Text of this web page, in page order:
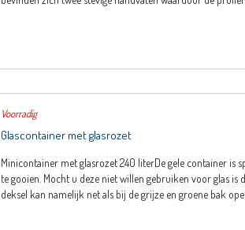
Voorradig
Glascontainer met glasrozet
Minicontainer met glasrozet 240 literDe gele container is
te gooien. Mocht u deze niet willen gebruiken voor glas is
deksel kan namelijk net als bij de grijze en groene bak